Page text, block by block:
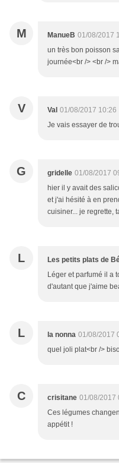
M ManueB 01/08/2017
un très bon poisson
journée<br /> <br />
V Val 01/08/2017 10:26
Je vais essayer de
G gridelle 01/08/2017
hier il y avait des
et j'ai hésité à en
cuisiner... je regrette,
L Les petits plats de
Léger et parfumé il a
d'autant que j'aime
L la nonna 01/08/2017
quel joli plat<br />
C crisitane 01/08/2017
Ces légumes
appétit !